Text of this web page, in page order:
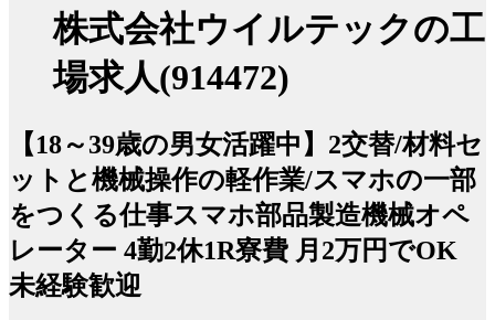
株式会社ウイルテックの工
場求人(914472)
【18～39歳の男女活躍中】2交替/材料セ
ットと機械操作の軽作業/スマホの一部
をつくる仕事スマホ部品製造機械オペ
レーター 4勤2休1R寮費 月2万円でOK
未経験歓迎